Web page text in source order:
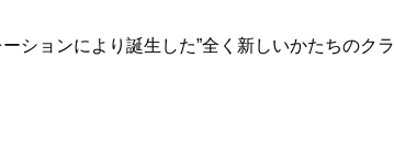
ションにより誕生した”全く新しいかたちのクラ